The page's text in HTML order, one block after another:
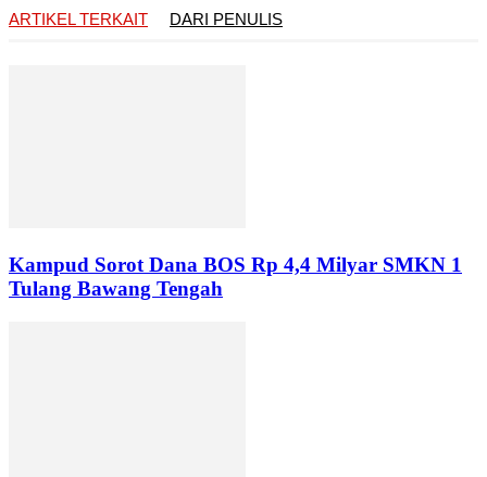
ARTIKEL TERKAIT
DARI PENULIS
Kampud Sorot Dana BOS Rp 4,4 Milyar SMKN 1
Tulang Bawang Tengah